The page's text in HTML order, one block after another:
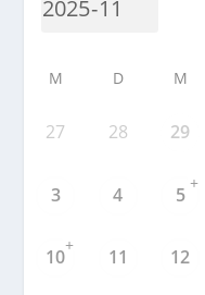
M D M
27 28 29
3 4 5
+
10
+
11 12